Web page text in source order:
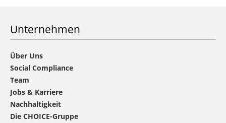
Unternehmen
Über Uns
Social Compliance
Team
Jobs & Karriere
Nachhaltigkeit
Die CHOICE-Gruppe